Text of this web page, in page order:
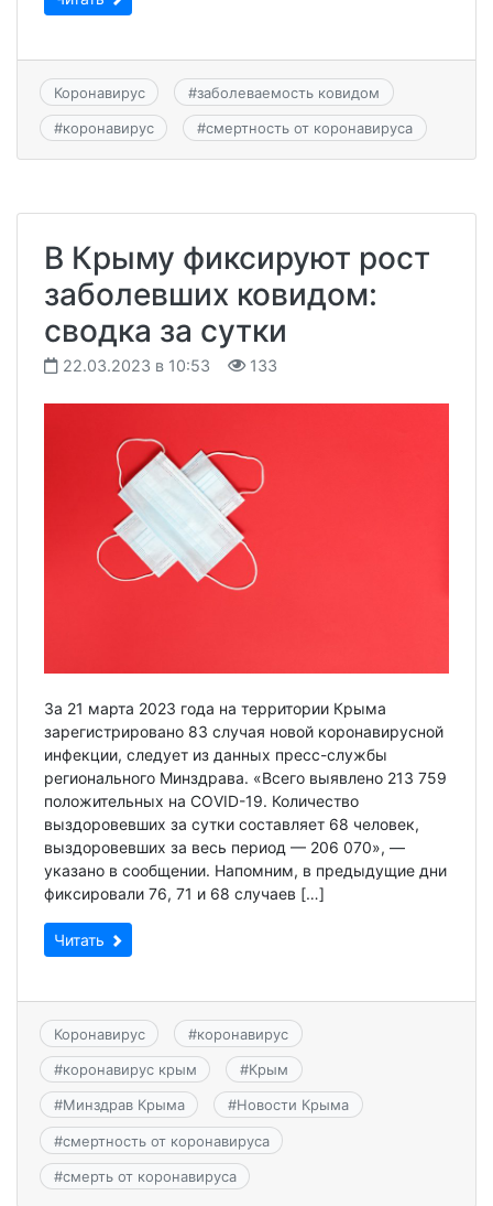
Коронавирус #заболеваемость ковидом
#коронавирус #смертность от коронавируса
В Крыму фиксируют рост
заболевших ковидом:
сводка за сутки
22.03.2023 в 10:53 133
За 21 марта 2023 года на территории Крыма
зарегистрировано 83 случая новой коронавирусной
инфекции, следует из данных пресс-службы
регионального Минздрава. «Всего выявлено 213 759
положительных на COVID-19. Количество
выздоровевших за сутки составляет 68 человек,
выздоровевших за весь период — 206 070», —
указано в сообщении. Напомним, в предыдущие дни
фиксировали 76, 71 и 68 случаев […]
Читать
Коронавирус #коронавирус
#коронавирус крым #Крым
#Минздрав Крыма #Новости Крыма
#смертность от коронавируса
#смерть от коронавируса